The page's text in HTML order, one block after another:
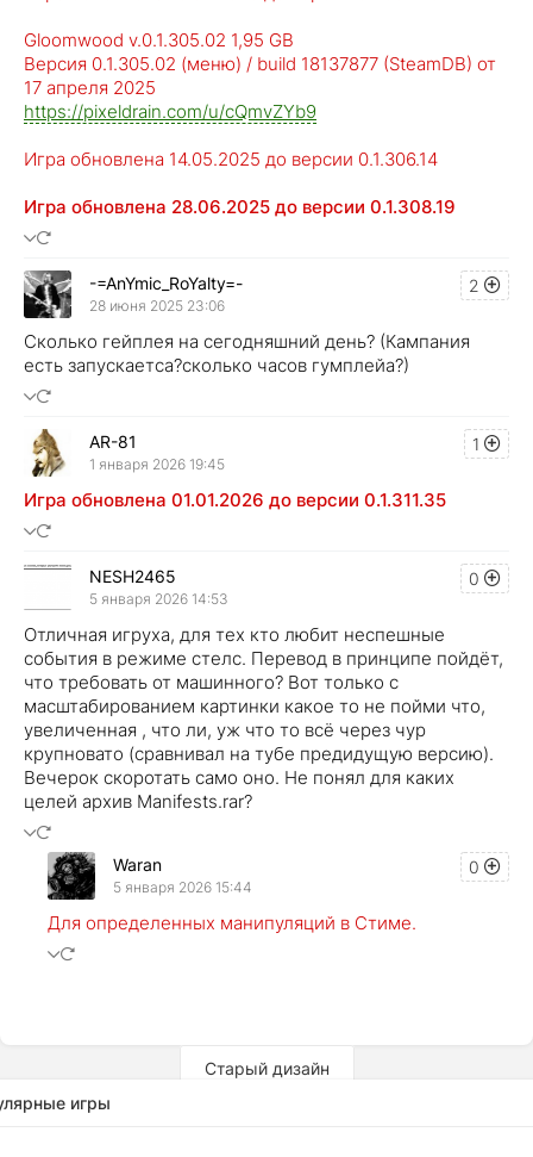
Gloomwood v.0.1.305.02 1,95 GB
Версия 0.1.305.02 (меню) / build 18137877 (SteamDB) от
17 апреля 2025
https://pixeldrain.com/u/cQmvZYb9
Игра обновлена 14.05.2025 до версии 0.1.306.14
Игра обновлена 28.06.2025 до версии 0.1.308.19
2
-=AnYmic_RoYalty=-
28 июня 2025 23:06
Сколько гейплея на сегодняшний день? (Кампания
есть запускаетса?сколько часов гумплейа?)
1
AR-81
1 января 2026 19:45
Игра обновлена 01.01.2026 до версии 0.1.311.35
0
NESH2465
5 января 2026 14:53
Отличная игруха, для тех кто любит неспешные
события в режиме стелс. Перевод в принципе пойдёт,
что требовать от машинного? Вот только с
масштабированием картинки какое то не пойми что,
увеличенная , что ли, уж что то всё через чур
крупновато (сравнивал на тубе предидущую версию).
Вечерок скоротать само оно. Не понял для каких
целей архив Manifests.rar?
0
Waran
5 января 2026 15:44
Для определенных манипуляций в Стиме.
Старый дизайн
игры